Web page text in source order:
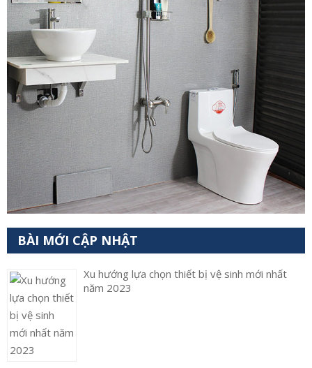
BÀI MỚI CẬP NHẬT
Xu hướng lựa chọn thiết bị vệ sinh mới nhất
năm 2023